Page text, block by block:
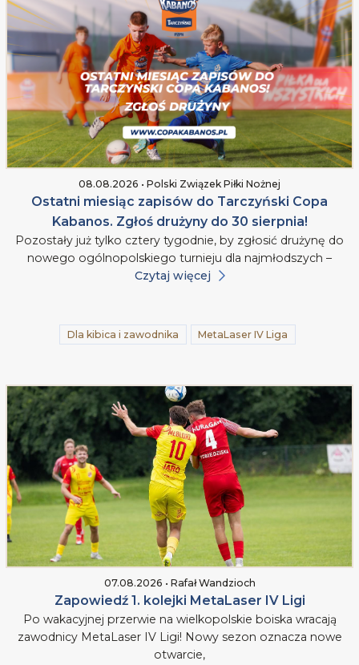
08.08.2026 • Polski Związek Piłki Nożnej
Ostatni miesiąc zapisów do Tarczyński Copa
Kabanos. Zgłoś drużyny do 30 sierpnia!
Pozostały już tylko cztery tygodnie, by zgłosić drużynę do
nowego ogólnopolskiego turnieju dla najmłodszych –
Czytaj więcej
Dla kibica i zawodnika MetaLaser IV Liga
07.08.2026 • Rafał Wandzioch
Zapowiedź 1. kolejki MetaLaser IV Ligi
Po wakacyjnej przerwie na wielkopolskie boiska wracają
zawodnicy MetaLaser IV Ligi! Nowy sezon oznacza nowe
otwarcie,